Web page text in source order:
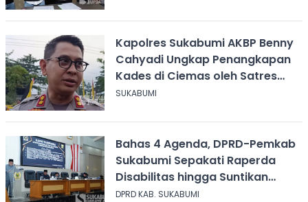
Kapolres Sukabumi AKBP Benny
Cahyadi Ungkap Penangkapan
Kades di Ciemas oleh Satres
Narkoba
SUKABUMI
Bahas 4 Agenda, DPRD-Pemkab
Sukabumi Sepakati Raperda
Disabilitas hingga Suntikan
Modal Perum Pesona Wisata
DPRD KAB. SUKABUMI